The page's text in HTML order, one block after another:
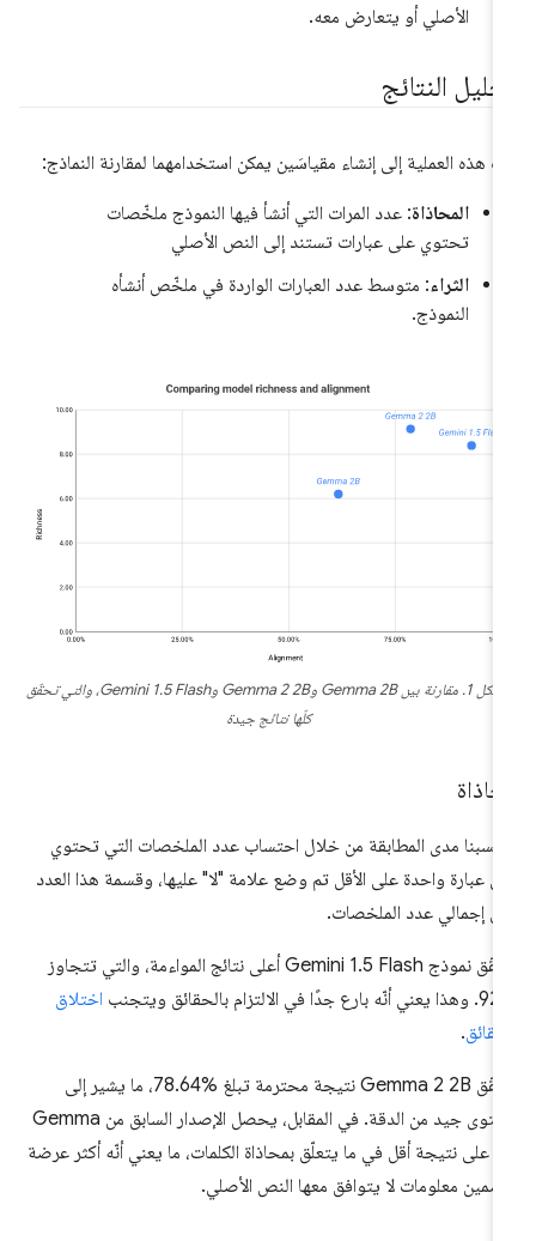
الأصلي أو يتعارض معه.
النتائج
هذه العملية إلى إنشاء مقياسَين يمكن استخدامهما لمقارنة النماذج:
المحاذاة: عدد المرات التي أنشأ فيها النموذج ملخّصات
تحتوي على عبارات تستند إلى النص الأصلي
الثراء: متوسط عدد العبارات الواردة في ملخّص أنشأه
النموذج.
الشكل 1. مقارنة بين Gemma 2B وGemma 2 2B وGemini 1.5 Flash، والتي تحقّق
كلّها نتائج جيدة
مدى المطابقة من خلال احتساب عدد الملخصات التي تحتوي
عبارة واحدة على الأقل تم وضع علامة "لا" عليها، وقسمة هذا العدد
إجمالي عدد الملخصات.
يحقّق نموذج Gemini 1.5 Flash أعلى نتائج المواءمة، والتي تتجاوز
اختلاق
.
تحقّق Gemma 2 2B نتيجة محترمة تبلغ %78.64، ما يشير إلى
مستوى جيد من الدقة. في المقابل، يحصل الإصدار السابق من Gemma
2B على نتيجة أقل في ما يتعلّق بمحاذاة الكلمات، ما يعني أنّه أكثر عرضة
معلومات لا يتوافق معها النص الأصلي.